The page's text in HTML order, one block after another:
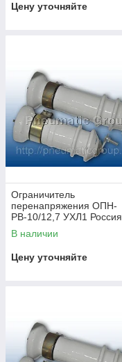
Цену уточняйте
Ограничитель
перенапряжения ОПН-
РВ-10/12,7 УХЛ1 Россия
В наличии
Цену уточняйте